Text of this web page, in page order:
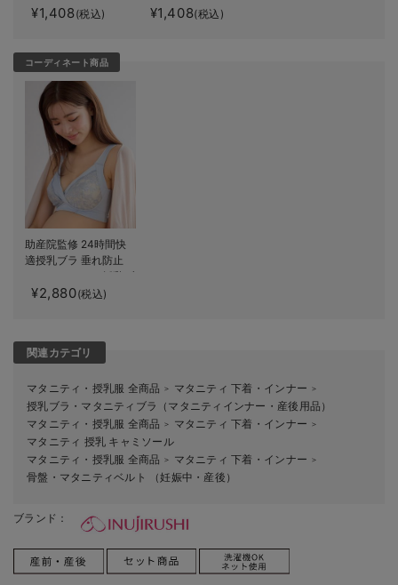
¥1,408(税込) ¥1,408(税込)
コーディネート商品
助産院監修 24時間快
適授乳ブラ 垂れ防止
｜ マタニティ・授乳ブ
ラ
¥2,880(税込)
関連カテゴリ
マタニティ・授乳服 全商品 ＞ マタニティ 下着・インナー ＞
授乳ブラ・マタニティブラ（マタニティインナー・産後用品）
マタニティ・授乳服 全商品 ＞ マタニティ 下着・インナー ＞
マタニティ 授乳 キャミソール
マタニティ・授乳服 全商品 ＞ マタニティ 下着・インナー ＞
骨盤・マタニティベルト （妊娠中・産後）
ブランド：